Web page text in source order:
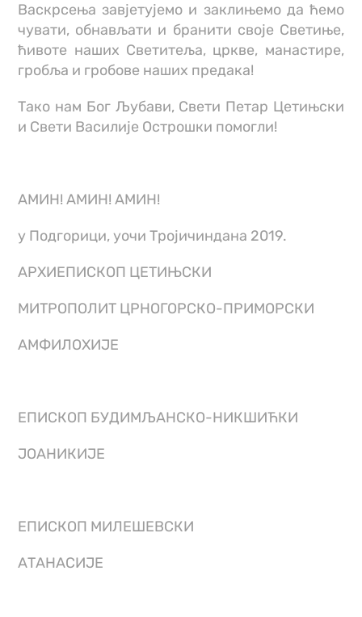
Васкрсења завјетујемо и заклињемо да ћемо
чувати, обнављати и бранити своје Светиње,
ћивоте наших Светитеља, цркве, манастире,
гробља и гробове наших предака!
Тако нам Бог Љубави, Свети Петар Цетињски
и Свети Василије Острошки помогли!
АМИН! АМИН! АМИН!
у Подгорици, уочи Тројичиндана 2019.
АРХИЕПИСКОП ЦЕТИЊСКИ
МИТРОПОЛИТ ЦРНОГОРСКО-ПРИМОРСКИ
АМФИЛОХИЈЕ
ЕПИСКОП БУДИМЉАНСКО-НИКШИЋКИ
ЈОАНИКИЈЕ
ЕПИСКОП МИЛЕШЕВСКИ
АТАНАСИЈЕ